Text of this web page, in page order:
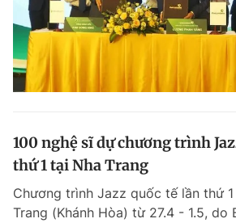
100 nghệ sĩ dự chương trình
thứ 1 tại Nha Trang
Chương trình Jazz quốc tế lần thứ
Trang (Khánh Hòa) từ 27.4 - 1.5, do